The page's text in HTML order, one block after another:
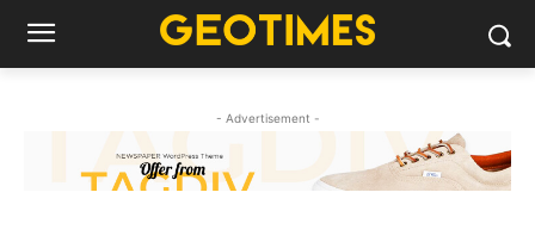
- Advertisement -